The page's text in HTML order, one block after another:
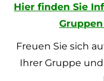
Hier finden Sie
Freuen Sie sich
Ihrer Gruppe